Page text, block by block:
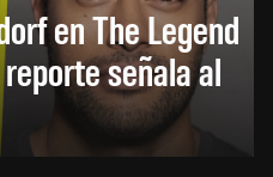
en The Legend
señala al